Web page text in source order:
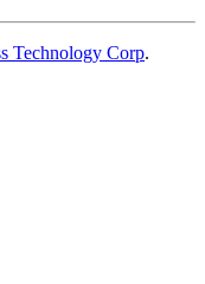
Technology Corp.